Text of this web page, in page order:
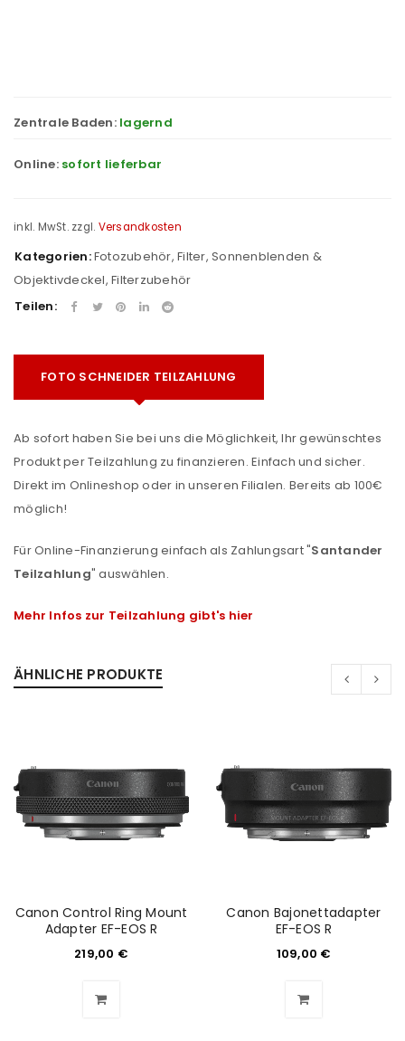
ANMELDEN
Benutzername oder E-Mail-Adresse
Zentrale Baden: lagernd
Online: sofort lieferbar
inkl. MwSt. zzgl. Versandkosten
Kategorien:Fotozubehör, Filter, Sonnenblenden &
Objektivdeckel, Filterzubehör
Teilen:
FOTO SCHNEIDER TEILZAHLUNG
Ab sofort haben Sie bei uns die Möglichkeit, Ihr gewünschtes
Produkt per Teilzahlung zu finanzieren. Einfach und sicher.
Direkt im Onlineshop oder in unseren Filialen. Bereits ab 100€
möglich!
Für Online-Finanzierung einfach als Zahlungsart "Santander
Teilzahlung" auswählen.
Mehr Infos zur Teilzahlung gibt's hier
ÄHNLICHE PRODUKTE
Canon Control Ring Mount
Adapter EF-EOS R
219,00 €
Canon Bajonettadapter
EF-EOS R
109,00 €